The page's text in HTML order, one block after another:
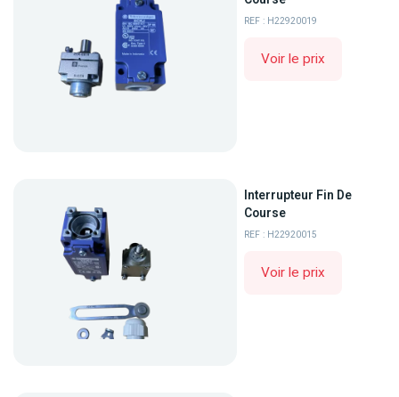
REF : H22920019
Voir le prix
Interrupteur Fin De
Course
REF : H22920015
Voir le prix